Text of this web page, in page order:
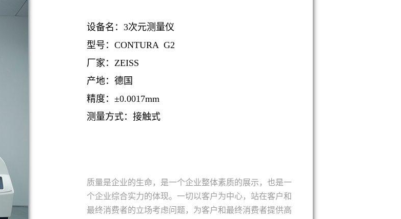
设备名：3次元测量仪
型号：CONTURA G2
厂家：ZEISS
产地：德国
精度：±0.0017mm
测量方式：接触式
质量是企业的生命，是一个企业整体素质的展示，也是一
个企业综合实力的体现。一切以客户为中心，站在客户和
最终消费者的立场考虑问题，为客户和最终消费者提供高